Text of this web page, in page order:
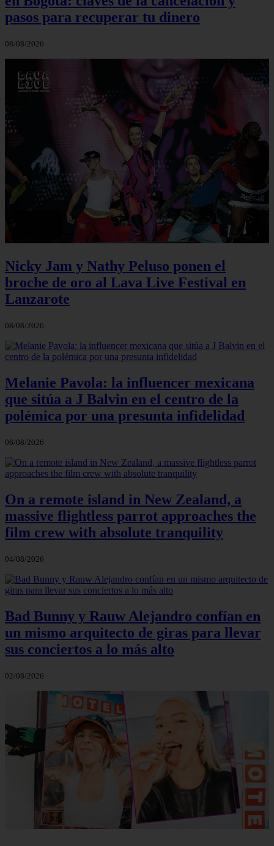
pasos para recuperar tu dinero
08/08/2026
Nicky Jam y Nathy Peluso ponen el
broche de oro al Lava Live Festival en
Lanzarote
08/08/2026
Melanie Pavola: la influencer mexicana
que sitúa a J Balvin en el centro de la
polémica por una presunta infidelidad
06/08/2026
On a remote island in New Zealand, a
massive flightless parrot approaches the
film crew with absolute tranquility
04/08/2026
Bad Bunny y Rauw Alejandro confían en
un mismo arquitecto de giras para llevar
sus conciertos a lo más alto
02/08/2026